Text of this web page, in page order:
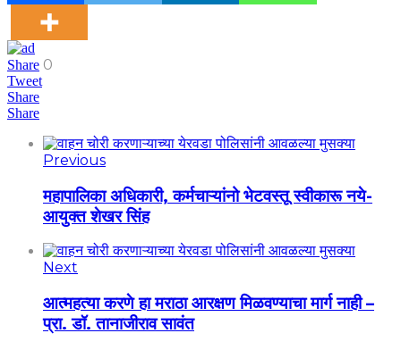
Share 0
Tweet
Share
Share
Previous
महापालिका अधिकारी, कर्मचाऱ्यांनो भेटवस्तू स्वीकारू नये-
आयुक्त शेखर सिंह
Next
आत्महत्या करणे हा मराठा आरक्षण मिळवण्याचा मार्ग नाही –
प्रा. डॉ. तानाजीराव सावंत